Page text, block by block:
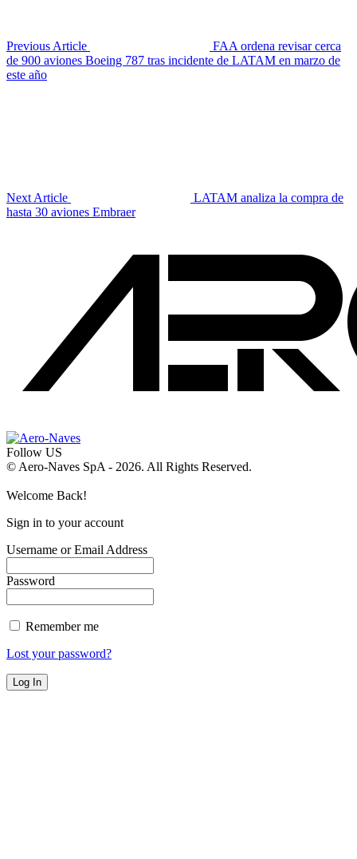
Previous Article
FAA ordena revisar cerca
de 900 aviones Boeing 787 tras incidente de LATAM en marzo de
este año
Next Article
LATAM analiza la compra de
hasta 30 aviones Embraer
Follow US
© Aero-Naves SpA - 2026. All Rights Reserved.
Welcome Back!
Sign in to your account
Username or Email Address
Password
Remember me
Lost your password?